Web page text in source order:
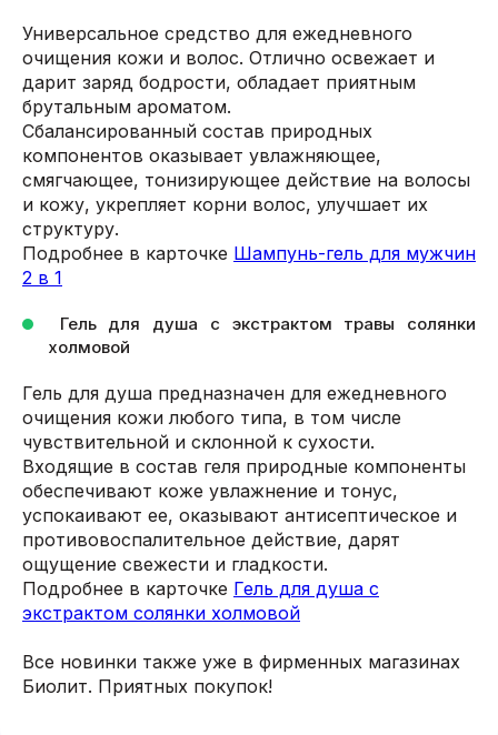
Универсальное средство для ежедневного
очищения кожи и волос. Отлично освежает и
дарит заряд бодрости, обладает приятным
брутальным ароматом.
Сбалансированный состав природных
компонентов оказывает увлажняющее,
смягчающее, тонизирующее действие на волосы
и кожу, укрепляет корни волос, улучшает их
структуру.
Подробнее в карточке Шампунь-гель для мужчин
2 в 1
Гель для душа с экстрактом травы солянки
холмовой
Гель для душа предназначен для ежедневного
очищения кожи любого типа, в том числе
чувствительной и склонной к сухости.
Входящие в состав геля природные компоненты
обеспечивают коже увлажнение и тонус,
успокаивают ее, оказывают антисептическое и
противовоспалительное действие, дарят
ощущение свежести и гладкости.
Подробнее в карточке Гель для душа с
экстрактом солянки холмовой
Все новинки также уже в фирменных магазинах
Биолит. Приятных покупок!